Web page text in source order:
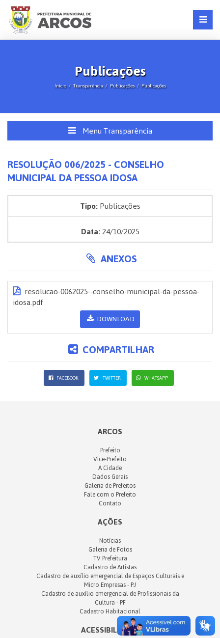
Publicações
Início Transparência Publicações Publicações
Menu Transparência
RESOLUÇÃO 006/2025 - CONSELHO
MUNICIPAL DA PESSOA IDOSA
Tipo:Publicações
Data:24/10/2025
ANEXOS
resolucao-0062025--conselho-municipal-da-pessoa-
idosa.pdf
DOWNLOAD
COMPARTILHAR
FACEBOOK TWITTER WHATSAPP
ARCOS
Prefeito
Vice-Prefeito
A Cidade
Dados Gerais
Galeria de Prefeitos
Fale com o Prefeito
Contato
AÇÕES
Notícias
Galeria de Fotos
TV Prefeitura
Cadastro de Artistas
Cadastro de auxílio emergencial de Espaços Culturais e
Micro Empresas - PJ
Cadastro de auxílio emergencial de Profissionais da
Cultura - PF
Cadastro Habitacional
ACESSIBILIDADE